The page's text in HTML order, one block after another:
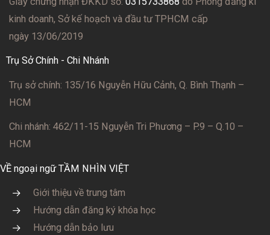
kinh doanh, Sở kế hoạch và đầu tư TPHCM cấp
ngày 13/06/2019
Trụ Sở Chính - Chi Nhánh
Trụ sở chính: 135/16 Nguyễn Hữu Cảnh, Q. Bình Thạnh –
HCM
Chi nhánh: 462/11-15 Nguyễn Tri Phương – P.9 – Q.10 –
HCM
VỀ ngoại ngữ TẦM NHÌN VIỆT
Giới thiệu về trung tâm
Hướng dẫn đăng ký khóa học
Hướng dẫn bảo lưu